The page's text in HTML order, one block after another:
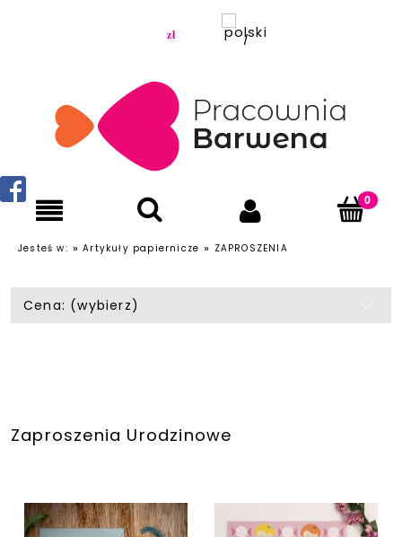
Jesteś w: » Artykuły papiernicze » ZAPROSZENIA
Cena: (wybierz)
Zaproszenia Urodzinowe